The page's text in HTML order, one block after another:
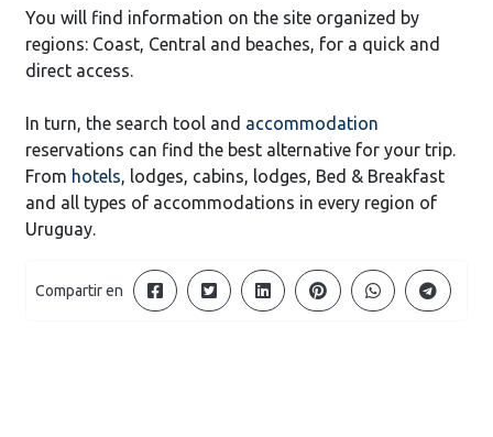
You will find information on the site organized by
regions: Coast, Central and beaches, for a quick and
direct access.
In turn, the search tool and accommodation
reservations can find the best alternative for your trip.
From hotels, lodges, cabins, lodges, Bed & Breakfast
and all types of accommodations in every region of
Uruguay.
Compartir en